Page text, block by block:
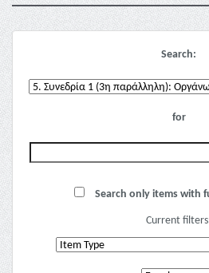
Search:
for
Search only items with
Current